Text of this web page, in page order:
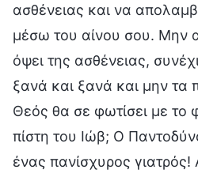
ασθένειας και να
μέσω του αίνου σου. Μην
όψει της ασθένειας,
ξανά και ξανά και μην τα
Θεός θα σε φωτίσει με
πίστη του Ιώβ; Ο
ένας πανίσχυρος